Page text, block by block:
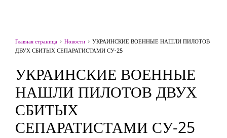
Главная страница Новости
УКРАИНСКИЕ ВОЕННЫЕ НАШЛИ ПИЛОТОВ
ДВУХ СБИТЫХ СЕПАРАТИСТАМИ СУ-25
УКРАИНСКИЕ ВОЕННЫЕ
НАШЛИ ПИЛОТОВ ДВУХ
СБИТЫХ
СЕПАРАТИСТАМИ СУ-25